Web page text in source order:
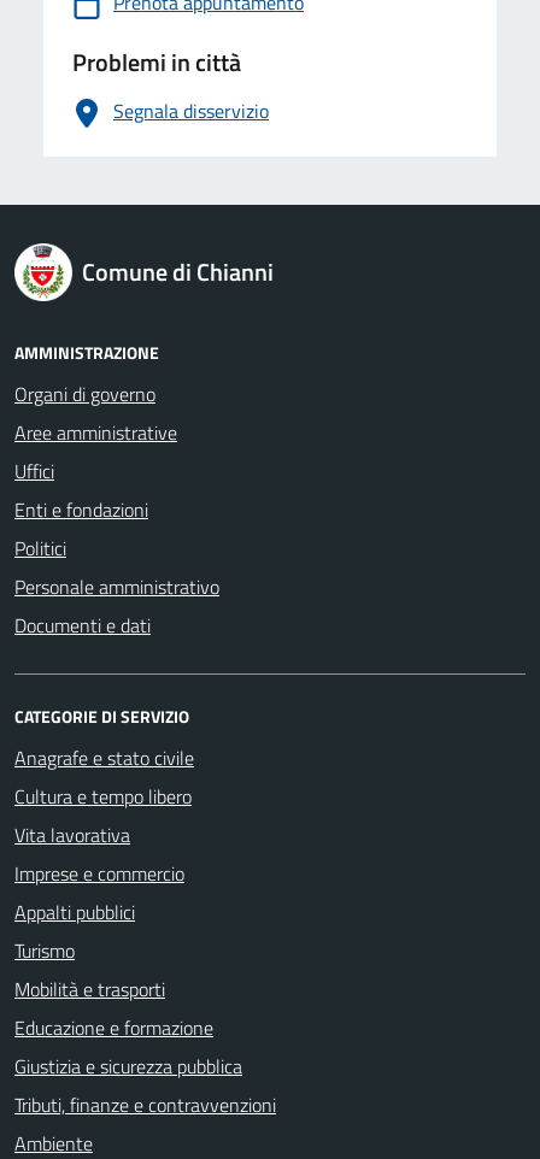
Problemi in città
Segnala disservizio
logo Unione Europea
Comune di Chianni
AMMINISTRAZIONE
Organi di governo
Aree amministrative
Uffici
Enti e fondazioni
Politici
Personale amministrativo
Documenti e dati
CATEGORIE DI SERVIZIO
Anagrafe e stato civile
Cultura e tempo libero
Vita lavorativa
Imprese e commercio
Appalti pubblici
Turismo
Mobilità e trasporti
Educazione e formazione
Giustizia e sicurezza pubblica
Tributi, finanze e contravvenzioni
Ambiente